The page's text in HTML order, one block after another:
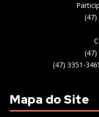
(47)
(47)
(47) 3351-
Mapa do Site